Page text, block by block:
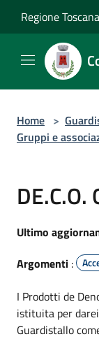
Regione Toscana
Home >
Gruppi e
Ultimo
Argomenti :
I Prodotti de
istituita per
Guardistallo